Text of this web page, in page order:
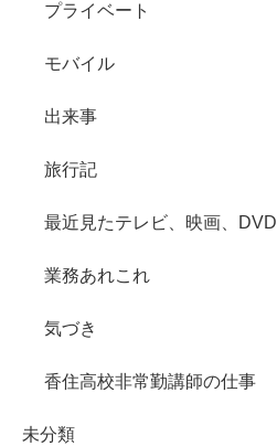
プライベート
モバイル
出来事
旅行記
最近見たテレビ、映画、DVD
業務あれこれ
気づき
香住高校非常勤講師の仕事
未分類